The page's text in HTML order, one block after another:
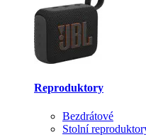
Reproduktory
Bezdrátové
Stolní